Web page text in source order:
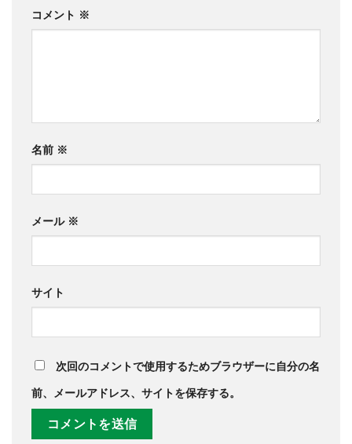
コメント ※
名前 ※
メール ※
サイト
次回のコメントで使用するためブラウザーに自分の名
前、メールアドレス、サイトを保存する。